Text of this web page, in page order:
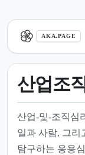
AKA.PAGE
산업조
산업-및-조직심
일과 사람, 그리
탐구하는 응용